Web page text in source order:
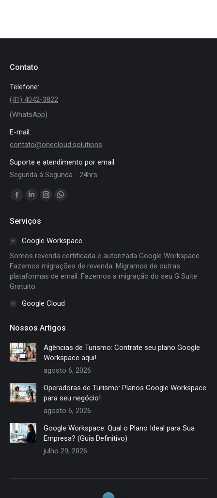
Contato
Telefone:
(41) 4042-3822
(WhatsApp)
E-mail:
contato@onecloud.solutions
Suporte e atendimento por email:
Segunda à Segunda - 24hrs
Encontre-nos em:
Facebook
opens
window
Linkedin
opens
in
window
Instagram
in
new
window
Whatsapp
in
window
Serviços
Google Workspace
Somos revenda certificada e autorizada Google Workspace.
Fazemos migrações de revenda. Migramos de outras
plataformas de email. Fazemos a migração do seu G Suite
Gratuito.
Google Cloud
Nossos Artigos
Agências de Turismo: Contrate seu plano Google
Workspace aqui!
agosto 6, 2026
Operadoras de Turismo: Planos Google Workspace
para seu negócio!
agosto 6, 2026
Google Workspace: Qual o Plano Ideal para Sua
Empresa? (Guia Definitivo)
julho 29, 2026